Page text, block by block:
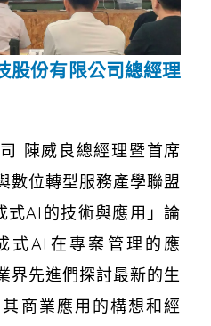
股份有限公司總經理
陳威良總經理暨首席
數位轉型服務產學聯盟
AI的技術與應用」論
式AI在專案管理的應
界先進們探討最新的生
商業應用的構想和經